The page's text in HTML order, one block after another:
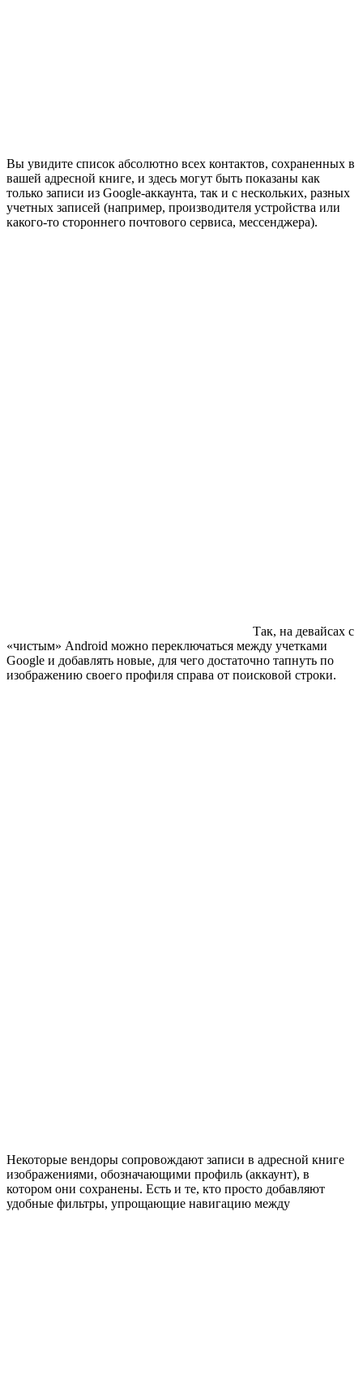
Вы увидите список абсолютно всех контактов, сохраненных в
вашей адресной книге, и здесь могут быть показаны как
только записи из Google-аккаунта, так и с нескольких, разных
учетных записей (например, производителя устройства или
какого-то стороннего почтового сервиса, мессенджера).
Так, на девайсах с
«чистым» Android можно переключаться между учетками
Google и добавлять новые, для чего достаточно тапнуть по
изображению своего профиля справа от поисковой строки.
Некоторые вендоры сопровождают записи в адресной книге
изображениями, обозначающими профиль (аккаунт), в
котором они сохранены. Есть и те, кто просто добавляют
удобные фильтры, упрощающие навигацию между